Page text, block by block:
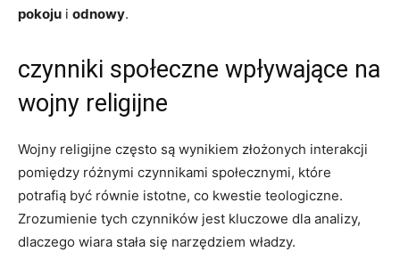
pokoju i odnowy.
czynniki społeczne wpływające na
wojny religijne
Wojny religijne często są wynikiem złożonych interakcji
pomiędzy różnymi czynnikami społecznymi, które
potrafią być równie istotne, co kwestie teologiczne.
Zrozumienie tych czynników jest kluczowe dla analizy,
dlaczego wiara stała się narzędziem władzy.